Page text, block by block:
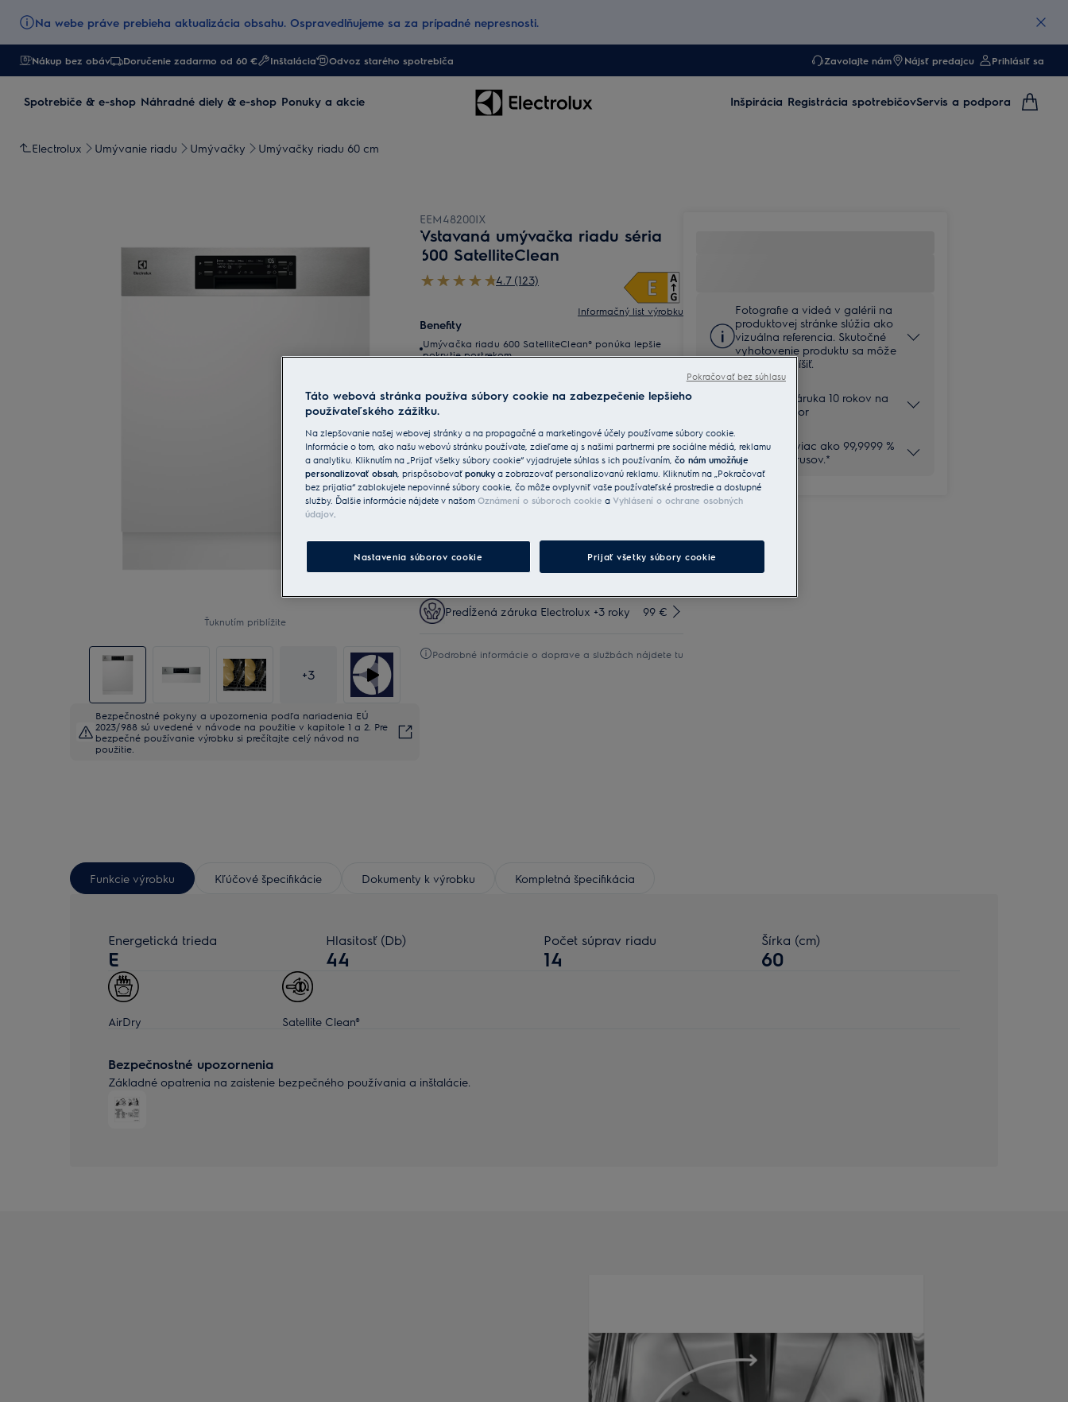
Na webe práve prebieha aktualizácia obsahu. Ospravedlňujeme sa za prípadné nepresnosti.
Nákup bez obáv Doručenie zadarmo od 60 € Inštalácia Odvoz starého spotrebiča Zavolajte nám Nájsť predajcu Prihlásiť sa
Spotrebiče & e-shop Náhradné diely & e-shop Ponuky a akcie Inšpirácia Registrácia spotrebičovServis a podpora
Electrolux Umývanie riadu Umývačky Umývačky riadu 60 cm
Ťuknutím priblížite
+3
Bezpečnostné pokyny a upozornenia podľa nariadenia EÚ
2023/988 sú uvedené v návode na použitie v kapitole 1 a 2. Pre
bezpečné používanie výrobku si prečítajte celý návod na
použitie.
EEM48200IX
Vstavaná umývačka riadu séria
600 SatelliteClean
4.7 (123)
Informačný list výrobku
Benefity
Umývačka riadu 600 SatelliteClean® ponúka lepšie
pokrytie postrekom.
všetkých tvarov a veľkostí
Služby
Doručenie Štandard 25 € Zadarmo
Zadarmo
Predĺžená záruka Electrolux +3 roky 99 €
Podrobné informácie o doprave a službách nájdete tu
Fotografie a videá v galérii na
produktovej stránke slúžia ako
vizuálna referencia. Skutočné
vyhotovenie produktu sa môže
v detailoch líšiť.
Rozšírená záruka 10 rokov na
invertor motor
Odstraňuje viac ako 99,9999 %
baktérií a vírusov.*
Funkcie výrobku Kľúčové špecifikácie Dokumenty k výrobku Kompletná špecifikácia
Energetická trieda
E
Hlasitosť (Db)
44
Počet súprav riadu
14
Šírka (cm)
60
AirDry Satellite Clean®
Bezpečnostné upozornenia
Základné opatrenia na zaistenie bezpečného používania a inštalácie.
Táto webová stránka používa súbory cookie na zabezpečenie lepšieho
používateľského zážitku.
Na zlepšovanie našej webovej stránky a na propagačné a marketingové účely používame súbory cookie.
Informácie o tom, ako našu webovú stránku používate, zdieľame aj s našimi partnermi pre sociálne médiá, reklamu
a analytiku. Kliknutím na „Prijať všetky súbory cookie“ vyjadrujete súhlas s ich používaním, čo nám umožňuje
personalizovať obsah, prispôsobovať ponuky a zobrazovať personalizovanú reklamu. Kliknutím na „Pokračovať
bez prijatia“ zablokujete nepovinné súbory cookie, čo môže ovplyvniť vaše používateľské prostredie a dostupné
služby. Ďalšie informácie nájdete v našom Oznámení o súboroch cookie a Vyhlásení o ochrane osobných
údajov.
Nastavenia súborov cookie Prijať všetky súbory cookie
Pokračovať bez súhlasu